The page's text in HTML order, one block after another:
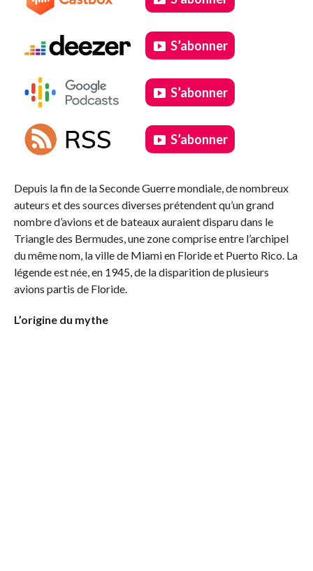
S’abonner
S’abonner
S’abonner
Depuis la fin de la Seconde Guerre mondiale, de nombreux
auteurs et des sources diverses prétendent qu’un grand
nombre d’avions et de bateaux auraient disparu dans le
Triangle des Bermudes, une zone comprise entre l’archipel
du même nom, la ville de Miami en Floride et Puerto Rico. La
légende est née, en 1945, de la disparition de plusieurs
avions partis de Floride.
L’origine du mythe